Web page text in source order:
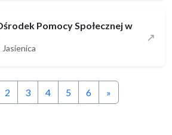
Pomocy Społecznej w
Jasienica
↗
2 3 4 5 6 »